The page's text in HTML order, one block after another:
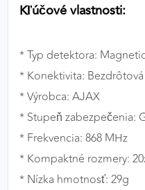
Kľúčové vlastnosti:
* Typ detektora:
* Konektivita: Bezdrôtová
* Výrobca: AJAX
* Stupeň zabezpečenia:
* Frekvencia: 868 MHz
* Kompaktné rozmery:
* Nízka hmotnosť: 29g